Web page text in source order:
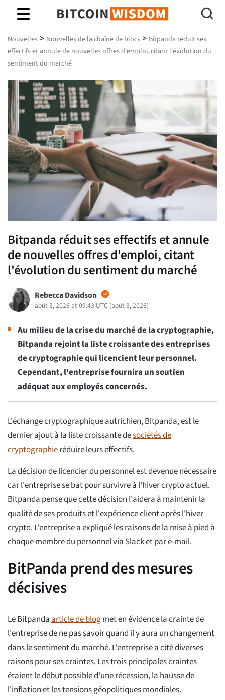
Bitcoin Sagesse
Nouvelles > Nouvelles de la chaîne de blocs > Bitpanda réduit ses
effectifs et annule de nouvelles offres d'emploi, citant l'évolution du
sentiment du marché
Bitpanda réduit ses effectifs et annule
de nouvelles offres d'emploi, citant
l'évolution du sentiment du marché
Rebecca Davidson
août 3, 2026 at 09:43 UTC (août 3, 2026)
Au milieu de la crise du marché de la cryptographie,
Bitpanda rejoint la liste croissante des entreprises
de cryptographie qui licencient leur personnel.
Cependant, l'entreprise fournira un soutien
adéquat aux employés concernés.
L'échange cryptographique autrichien, Bitpanda, est le
dernier ajout à la liste croissante desociétés de
cryptographieréduire leurs effectifs.
La décision de licencier du personnel est devenue nécessaire
car l'entreprise se bat pour survivre à l'hiver crypto actuel.
Bitpanda pense que cette décision l'aidera à maintenir la
qualité de ses produits et l'expérience client après l'hiver
crypto. L'entreprise a expliqué les raisons de la mise à pied à
chaque membre du personnel via Slack et par e-mail.
BitPanda prend des mesures
décisives
Le Bitpandaarticle de blogmet en évidence la crainte de
l'entreprise de ne pas savoir quand il y aura un changement
dans le sentiment du marché. L'entreprise a cité diverses
raisons pour ses craintes. Les trois principales craintes
étaient le début possible d'une récession, la hausse de
l'inflation et les tensions géopolitiques mondiales.